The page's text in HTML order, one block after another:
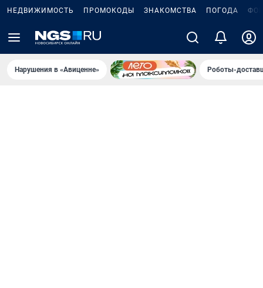
НЕДВИЖИМОСТЬ ПРОМОКОДЫ ЗНАКОМСТВА ПОГОДА
Нарушения в «Авиценне» Роботы-